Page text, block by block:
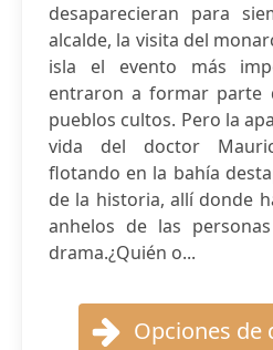
desaparecieran para
alcalde, la visita del
isla el evento más
entraron a formar parte
pueblos cultos. Pero la
vida del doctor
flotando en la bahía
de la historia, allí donde
anhelos de las
drama.¿Quién o...
Opciones de